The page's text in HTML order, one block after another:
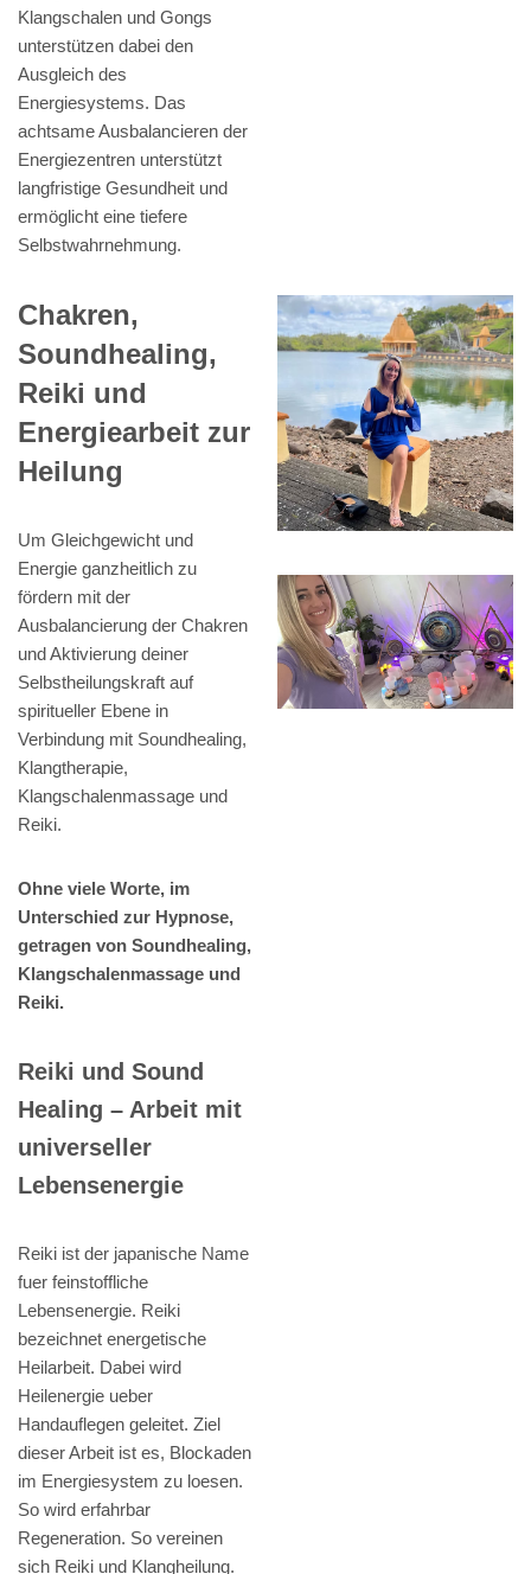
Klangschalen und Gongs
unterstützen dabei den
Ausgleich des
Energiesystems. Das
achtsame Ausbalancieren der
Energiezentren unterstützt
langfristige Gesundheit und
ermöglicht eine tiefere
Selbstwahrnehmung.
Chakren,
Soundhealing,
Reiki und
Energiearbeit zur
Heilung
Um Gleichgewicht und
Energie ganzheitlich zu
fördern mit der
Ausbalancierung der Chakren
und Aktivierung deiner
Selbstheilungskraft auf
spiritueller Ebene in
Verbindung mit Soundhealing,
Klangtherapie,
Klangschalenmassage und
Reiki.
Ohne viele Worte, im
Unterschied zur Hypnose,
getragen von Soundhealing,
Klangschalenmassage und
Reiki.
Reiki und Sound
Healing – Arbeit mit
universeller
Lebensenergie
Reiki ist der japanische Name
fuer feinstoffliche
Lebensenergie. Reiki
bezeichnet energetische
Heilarbeit. Dabei wird
Heilenergie ueber
Handauflegen geleitet. Ziel
dieser Arbeit ist es, Blockaden
im Energiesystem zu loesen.
So wird erfahrbar
Regeneration. So vereinen
sich Reiki und Klangheilung.